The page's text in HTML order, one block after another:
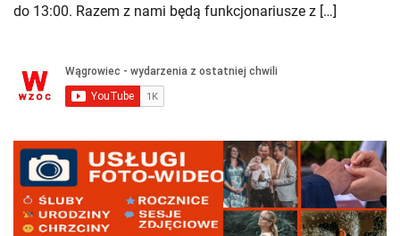
do 13:00. Razem z nami będą funkcjonariusze z […]